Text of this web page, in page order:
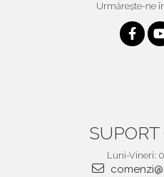
Urmărește-ne
Luni-Vineri: